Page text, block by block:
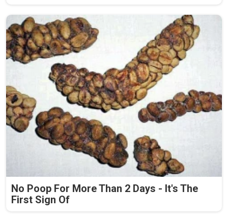
No Poop For More Than 2 Days - It's The
First Sign Of